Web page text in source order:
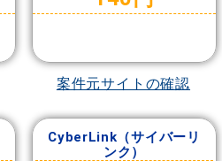
案件元サイトの確認
CyberLink（サイバーリ
ンク）